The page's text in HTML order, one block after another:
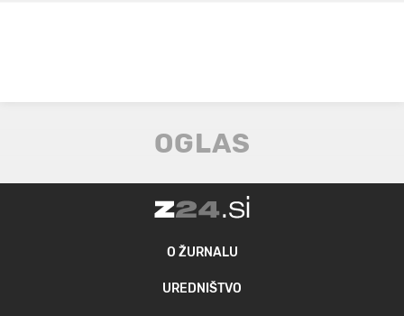
O ŽURNALU
UREDNIŠTVO